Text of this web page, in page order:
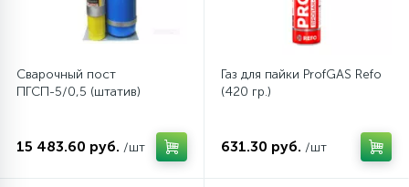
15
Сварочный пост
ПГСП-5/0,5 (штатив)
15 483.60 руб. /шт
Газ для пайки ProfGAS Refo
(420 гр.)
631.30 руб. /шт